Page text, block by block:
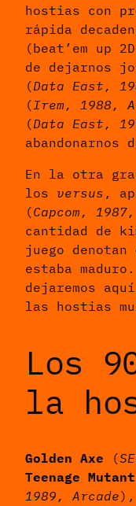
hostias con
rápida
(beat’em up
de dejarnos
(Data East,
( Irem, 1988,
(Data East,
En la otra
los versus ,
(Capcom,
cantidad de
juego denotan
estaba
dejaremos
las hostias
Los
la
Golden Axe (
Teenage
1989, Arcade),